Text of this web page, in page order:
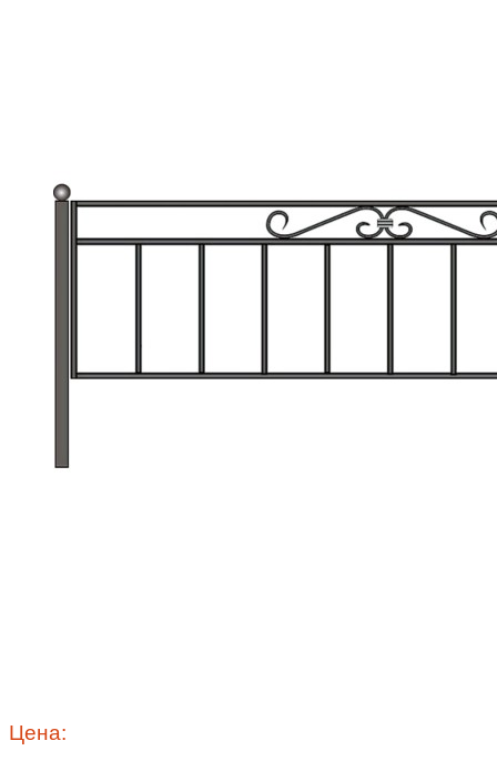
Цена: